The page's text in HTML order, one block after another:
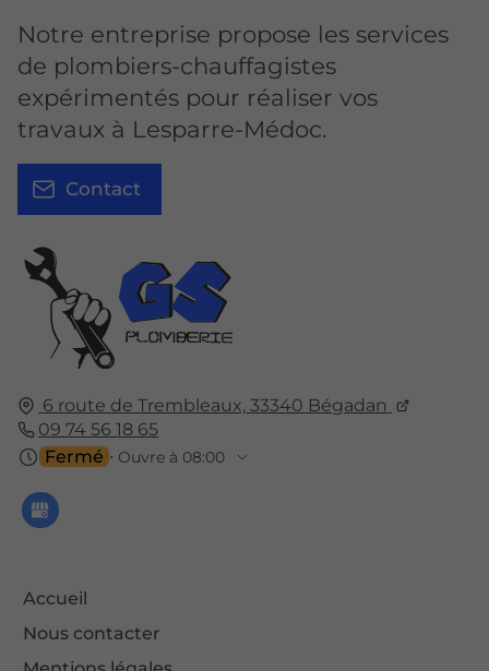
6 route de Trembleaux, 33340 Bégadan
09 74 56 18 65
Fermé ⋅ Ouvre à 08:00
Accueil
Nous contacter
Notre entreprise propose les services
de plombiers-chauffagistes
expérimentés pour réaliser vos
travaux à Lesparre-Médoc.
Contact